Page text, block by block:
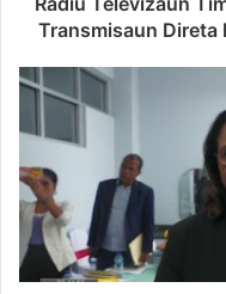
Transmisaun Direta